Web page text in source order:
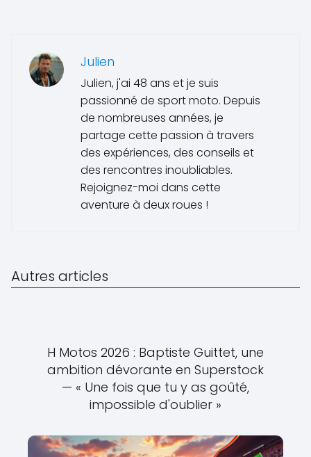
Julien
Julien, j'ai 48 ans et je suis
passionné de sport moto. Depuis
de nombreuses années, je
partage cette passion à travers
des expériences, des conseils et
des rencontres inoubliables.
Rejoignez-moi dans cette
aventure à deux roues !
Autres articles
H Motos 2026 : Baptiste Guittet, une
ambition dévorante en Superstock
— « Une fois que tu y as goûté,
impossible d'oublier »